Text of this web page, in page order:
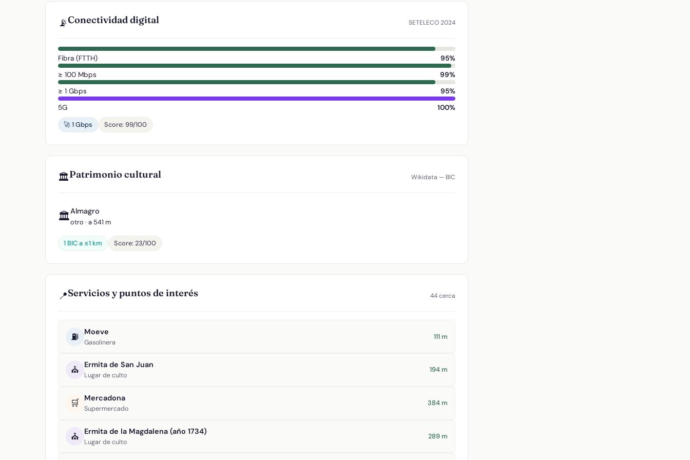
📡Conectividad digital SETELECO 2024
Fibra (FTTH)
95%
≥ 100 Mbps
99%
≥ 1 Gbps
95%
5G
100%
🚀 1 Gbps
Score: 99/100
🏛️Patrimonio cultural Wikidata — BIC
🏛️Almagro
otro · a 541 m
1 BIC a ≤1 km Score: 23/100
📍Servicios y puntos de interés 44 cerca
⛽ Moeve
Gasolinera
111 m
⛪ Ermita de San Juan
Lugar de culto
194 m
🛒 Mercadona
Supermercado
384 m
⛪ Ermita de la Magdalena (año 1734)
Lugar de culto
289 m